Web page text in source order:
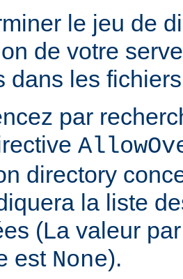
le jeu de
de votre
dans les
par
directory
la liste
(La valeur
est None).